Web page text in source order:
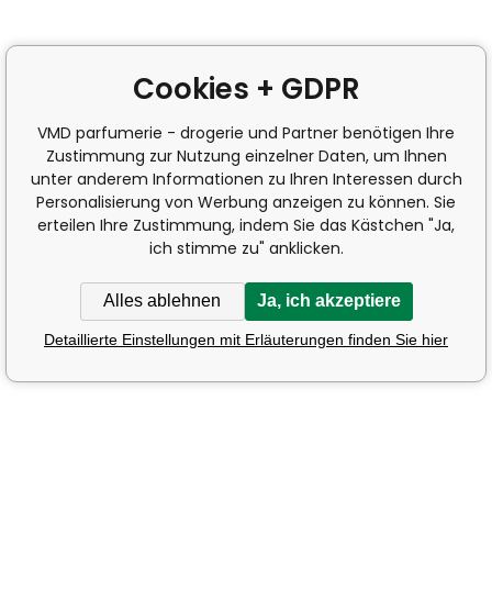
Cookies + GDPR
VMD parfumerie - drogerie und Partner benötigen Ihre
Zustimmung zur Nutzung einzelner Daten, um Ihnen
unter anderem Informationen zu Ihren Interessen durch
Personalisierung von Werbung anzeigen zu können. Sie
erteilen Ihre Zustimmung, indem Sie das Kästchen "Ja,
ich stimme zu" anklicken.
Alles ablehnen Ja, ich akzeptiere
Detaillierte Einstellungen mit Erläuterungen finden Sie hier